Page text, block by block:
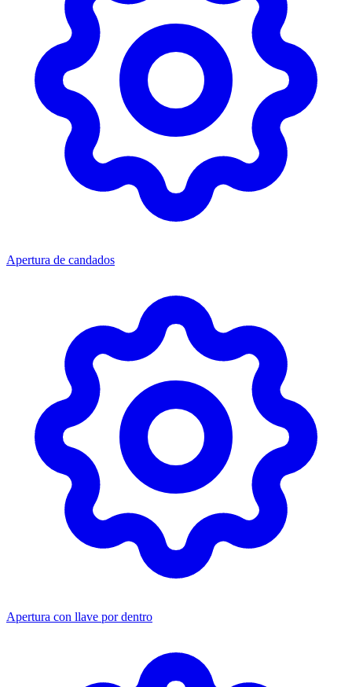
Apertura de candados
Apertura con llave por dentro